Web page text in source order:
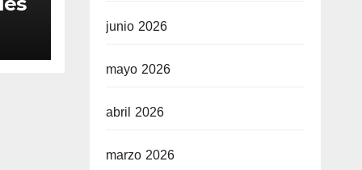
junio 2026
mayo 2026
abril 2026
marzo 2026